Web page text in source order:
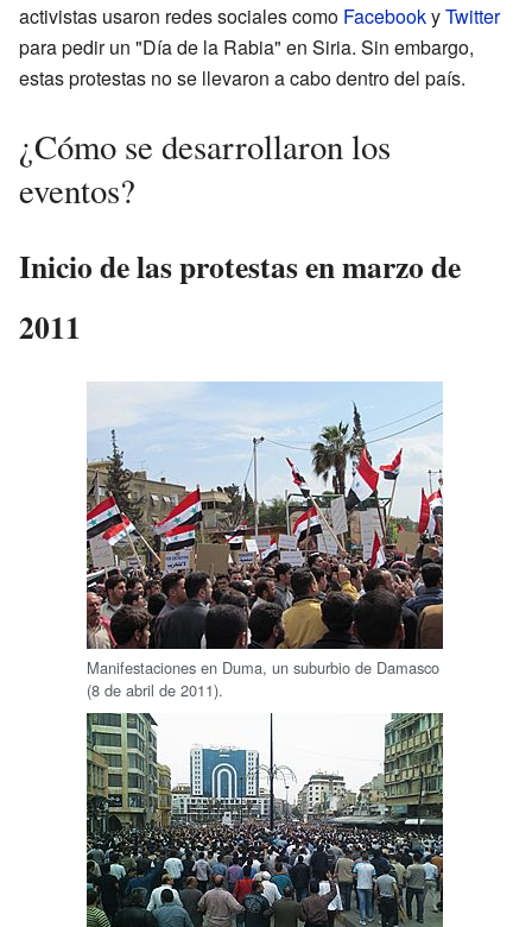
activistas usaron redes sociales como FacebookyTwitter
para pedir un "Día de la Rabia" en Siria. Sin embargo,
estas protestas no se llevaron a cabo dentro del país.
¿Cómo se desarrollaron los
eventos?
Inicio de las protestas en marzo de
2011
Manifestaciones en Duma, un suburbio de Damasco
(8 de abril de 2011).